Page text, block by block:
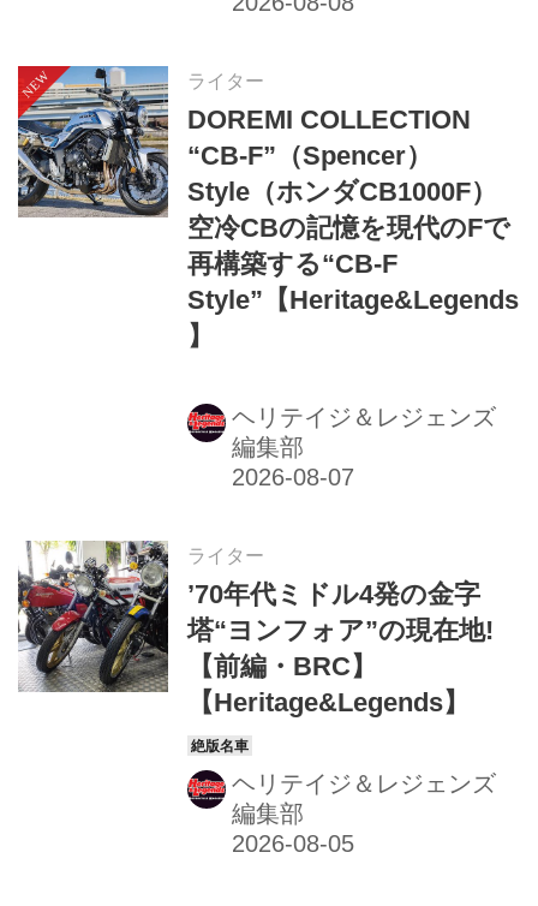
ライター
DOREMI COLLECTION
“CB-F”（Spencer）
Style（ホンダCB1000F）
空冷CBの記憶を現代のFで
再構築する“CB-F
Style”【Heritage&Legends
】
ヘリテイジ＆レジェンズ
編集部
ライター
’70年代ミドル4発の金字
塔“ヨンフォア”の現在地!
【前編・BRC】
【Heritage&Legends】
ヘリテイジ＆レジェンズ
編集部